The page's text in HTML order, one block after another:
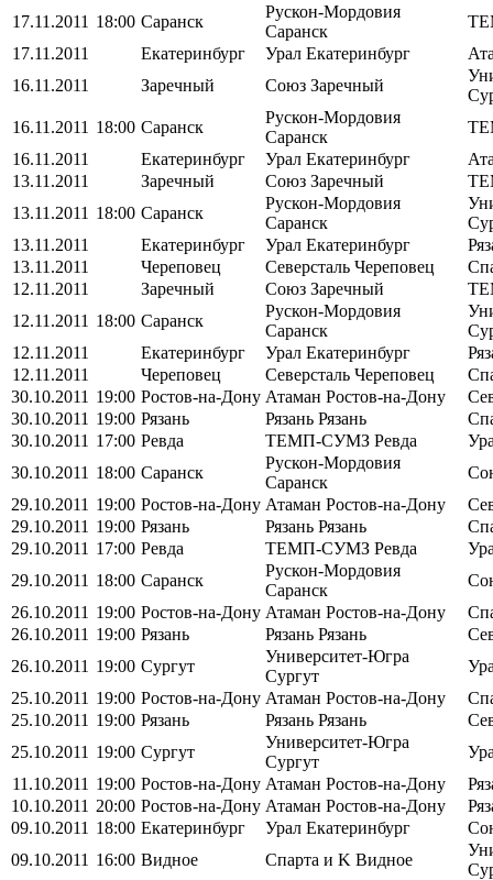
17.11.2011 18:00 Саранск
Рускон-Мордовия
Саранск
17.11.2011
Екатеринбург Урал Екатеринбург
16.11.2011
Заречный Союз Заречный
16.11.2011 18:00 Саранск
Рускон-Мордовия
Саранск
16.11.2011
Екатеринбург Урал Екатеринбург
13.11.2011
Заречный Союз Заречный
13.11.2011 18:00 Саранск
Рускон-Мордовия
Саранск
13.11.2011
Екатеринбург Урал Екатеринбург
13.11.2011
Череповец Северсталь Череповец
12.11.2011
Заречный Союз Заречный
12.11.2011 18:00 Саранск
Рускон-Мордовия
Саранск
12.11.2011
Екатеринбург Урал Екатеринбург
12.11.2011
Череповец Северсталь Череповец
30.10.2011 19:00 Ростов-на-Дону Атаман Ростов-на-Дону
30.10.2011 19:00 Рязань Рязань Рязань
30.10.2011 17:00 Ревда ТЕМП-СУМЗ Ревда
30.10.2011 18:00 Саранск
Рускон-Мордовия
Саранск
29.10.2011 19:00 Ростов-на-Дону Атаман Ростов-на-Дону
29.10.2011 19:00 Рязань Рязань Рязань
29.10.2011 17:00 Ревда ТЕМП-СУМЗ Ревда
29.10.2011 18:00 Саранск
Рускон-Мордовия
Саранск
26.10.2011 19:00 Ростов-на-Дону Атаман Ростов-на-Дону
26.10.2011 19:00 Рязань Рязань Рязань
26.10.2011 19:00 Сургут
Университет-Югра
Сургут
25.10.2011 19:00 Ростов-на-Дону Атаман Ростов-на-Дону
25.10.2011 19:00 Рязань Рязань Рязань
25.10.2011 19:00 Сургут
Университет-Югра
Сургут
11.10.2011 19:00 Ростов-на-Дону Атаман Ростов-на-Дону
10.10.2011 20:00 Ростов-на-Дону Атаман Ростов-на-Дону
09.10.2011 18:00 Екатеринбург Урал Екатеринбург
09.10.2011 16:00 Видное Спарта и K Видное